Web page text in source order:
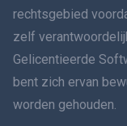
Tiếng
繁體中
rechtsgebied
zelf
Gelicentieerde
bent zich ervan
worden gehouden.